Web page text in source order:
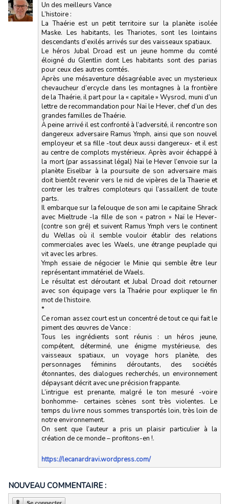
Un des meilleurs Vance
L’histoire :
La Thaérie est un petit territoire sur la planète isolée
Maske. Les habitants, les Thariotes, sont les lointains
descendants d’exilés arrivés sur des vaisseaux spatiaux.
Le héros Jubal Droad est un jeune homme du comté
éloigné du Glentlin dont Les habitants sont des parias
pour ceux des autres comtés.
Après une mésaventure désagréable avec un mysterieux
chevaucheur d’ercycle dans les montagnes à la frontière
de la Thaérie, il part pour la « capitale » Wysrod, muni d’un
lettre de recommandation pour Naï le Hever, chef d’un des
grandes familles de Thaérie.
À peine arrivé il est confronté à l’adversité, il rencontre son
dangereux adversaire Ramus Ymph, ainsi que son nouvel
employeur et sa fille -tout deux aussi dangereux- et il est
au centre de complots mystérieux. Après avoir échappé à
la mort (par assassinat légal) Naï le Hever l’envoie sur la
planète Eiselbar à la poursuite de son adversaire mais
doit bientôt revenir vers le nid de vipères de la Thaerie et
contrer les traîtres comploteurs qui l’assaillent de toute
parts.
Il embarque sur la felouque de son ami le capitaine Shrack
avec Mieltrude -la fille de son « patron » Naï le Hever-
(contre son gré) et suivent Ramus Ymph vers le continent
du Wellas où il semble vouloir établir des relations
commerciales avec les Waels, une étrange peuplade qui
vit avec les arbres.
Ymph essaie de négocier le Minie qui semble être leur
représentant immatériel de Waels.
Le résultat est déroutant et Jubal Droad doit retourner
avec son équipage vers la Thaérie pour expliquer le fin
mot de l’histoire.
*
Ce roman assez court est un concentré de tout ce qui fait le
piment des œuvres de Vance :
Tous les ingrédients sont réunis : un héros jeune,
compétent, déterminé, une énigme mystérieuse, des
vaisseaux spatiaux, un voyage hors planète, des
personnages féminins déroutants, des sociétés
étonnantes, des dialogues recherchés, un environnement
dépaysant décrit avec une précision frappante.
L’intrigue est prenante, malgré le ton mesuré -voire
bonhomme- certaines scènes sont très violentes. Le
temps du livre nous sommes transportés loin, très loin de
notre environnement.
On sent que l’auteur a pris un plaisir particulier à la
création de ce monde – profitons-en !.
https://lecanardravi.wordpress.com/
NOUVEAU COMMENTAIRE :